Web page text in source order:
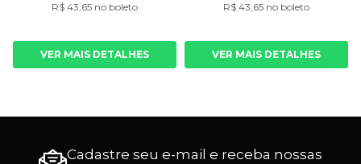
R$ 43,65 no boleto
VER MAIS DETALHES
R$ 43,65 no boleto
VER MAIS DETALHES
Cadastre seu e-mail e receba nossas